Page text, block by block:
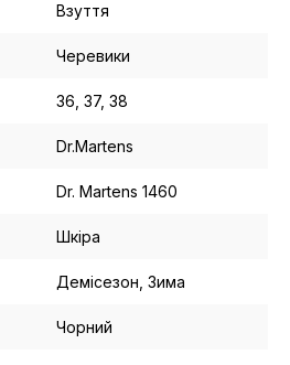
Взуття
Черевики
36, 37, 38
Dr.Martens
Dr. Martens 1460
Шкіра
Демісезон, Зима
Чорний